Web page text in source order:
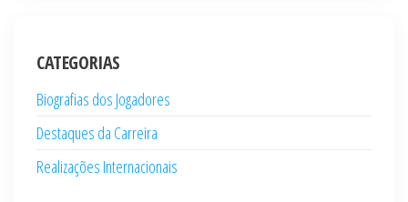
CATEGORIAS
Biografias dos Jogadores
Destaques da Carreira
Realizações Internacionais